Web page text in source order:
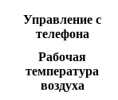
Управление с
телефона
Рабочая
температура
воздуха